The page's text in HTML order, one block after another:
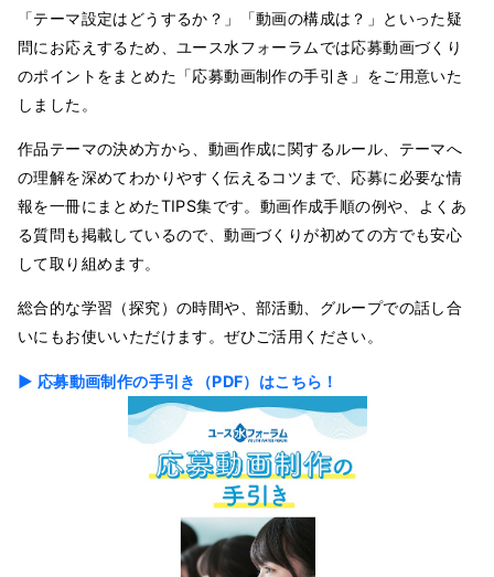
「テーマ設定はどうするか？」「動画の構成は？」といった疑
問にお応えするため、ユース水フォーラムでは応募動画づくり
のポイントをまとめた「応募動画制作の手引き」をご用意いた
しました。
作品テーマの決め方から、動画作成に関するルール、テーマへ
の理解を深めてわかりやすく伝えるコツまで、応募に必要な情
報を一冊にまとめたTIPS集です。動画作成手順の例や、よくあ
る質問も掲載しているので、動画づくりが初めての方でも安心
して取り組めます。
総合的な学習（探究）の時間や、部活動、グループでの話し合
いにもお使いいただけます。ぜひご活用ください。
▶ 応募動画制作の手引き（PDF）はこちら！